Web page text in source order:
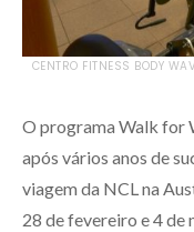
CENTRO FITNESS BODY
O programa Walk for
após vários anos de
viagem da NCL na
28 de fevereiro e 4 de